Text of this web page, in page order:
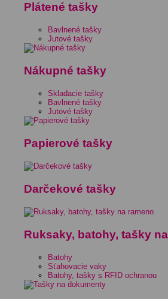
Plátené tašky
Bavlnené tašky
Jutové tašky
Nákupné tašky
Skladacie tašky
Bavlnené tašky
Jutové tašky
Papierové tašky
Darčekové tašky
Ruksaky, batohy, tašky
Batohy
Sťahovacie vaky
Batohy, tašky s RFID ochranou